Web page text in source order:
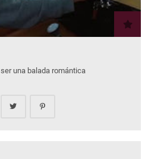
una balada romántica